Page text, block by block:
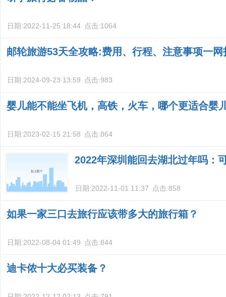
日期:2022-11-25 18:44 点击:1064
邮轮旅游53天全攻略:费用、行程、注意事项一网
日期:2024-09-23 13:59 点击:983
婴儿能不能坐飞机，高铁，火车，哪个更适合婴
日期:2023-02-15 21:58 点击:864
2022年深圳能回去湖北过年吗：
日期:2022-11-01 11:37 点击:858
如果一家三口去旅行应该带多大的旅行箱？
日期:2022-08-04 01:49 点击:844
迪卡侬十大必买装备？